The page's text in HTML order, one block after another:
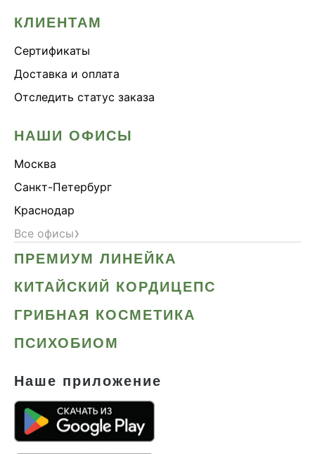
КЛИЕНТАМ
Сертификаты
Доставка и оплата
Отследить статус заказа
НАШИ ОФИСЫ
Москва
Санкт-Петербург
Краснодар
Все офисы›
ПРЕМИУМ ЛИНЕЙКА
КИТАЙСКИЙ КОРДИЦЕПС
ГРИБНАЯ КОСМЕТИКА
ПСИХОБИОМ
Наше приложение